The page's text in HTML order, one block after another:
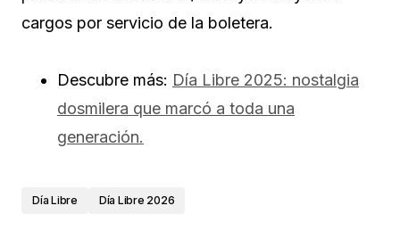
cargos por servicio de la boletera.
Descubre más: Día Libre 2025: nostalgia
dosmilera que marcó a toda una
generación.
Día Libre Día Libre 2026